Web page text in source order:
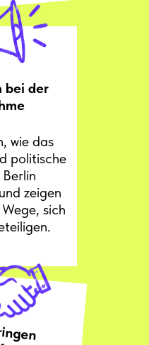
bei der
wie das
politische
zeigen
sich
und Politik